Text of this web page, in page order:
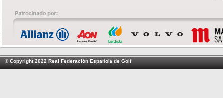
© Copyright 2022 Real Federación Española de Golf